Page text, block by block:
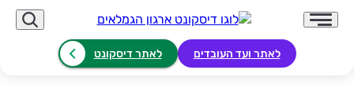
לאתר ועד העובדים לאתר דיסקונט